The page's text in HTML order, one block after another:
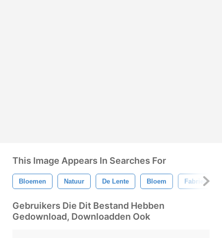
This Image Appears In Searches For
Bloemen Natuur De Lente Bloem Fabriek
Gebruikers Die Dit Bestand Hebben
Gedownload, Downloadden Ook